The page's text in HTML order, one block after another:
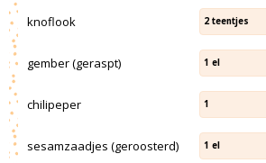
knoflook 2 teentjes
gember (geraspt) 1 el
chilipeper 1
sesamzaadjes (geroosterd) 1 el